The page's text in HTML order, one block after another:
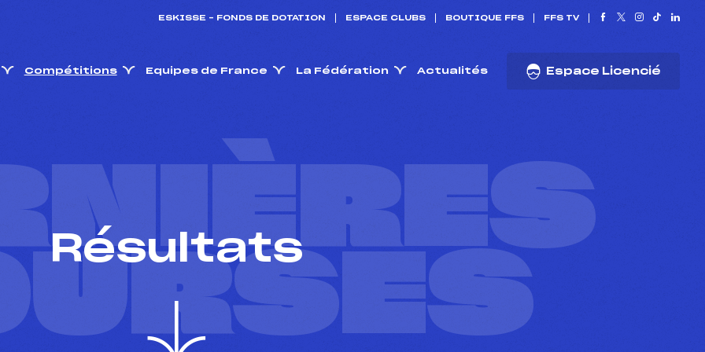
ESKISSE – FONDS DE DOTATION ESPACE CLUBS BOUTIQUE FFS FFS TV
Compétitions Equipes de France La Fédération Actualités Espace Licencié
Résultats